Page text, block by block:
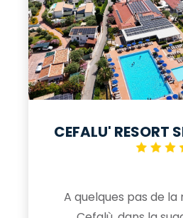
CEFALU' RESORT
A quelques pas de